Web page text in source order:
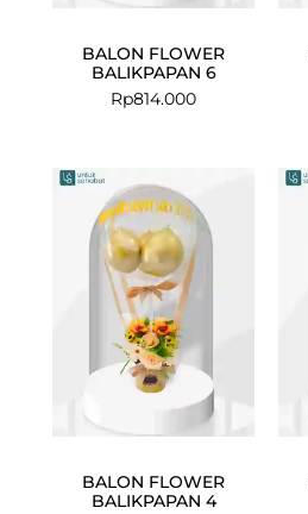
BALON FLOWER
BALIKPAPAN 6
Rp814.000
BALON FLOWER
BALIKPAPAN 4